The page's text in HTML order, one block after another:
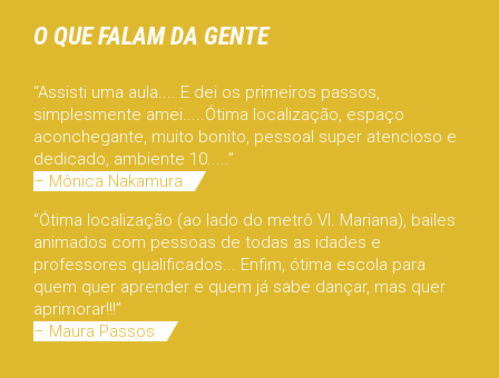
O QUE FALAM DA GENTE
“Assisti uma aula.... E dei os primeiros passos,
simplesmente amei.....Ótima localização, espaço
aconchegante, muito bonito, pessoal super atencioso e
dedicado, ambiente 10.....”
– Mônica Nakamura
“Ótima localização (ao lado do metrô Vl. Mariana), bailes
animados com pessoas de todas as idades e
professores qualificados... Enfim, ótima escola para
quem quer aprender e quem já sabe dançar, mas quer
aprimorar!!!”
– Maura Passos